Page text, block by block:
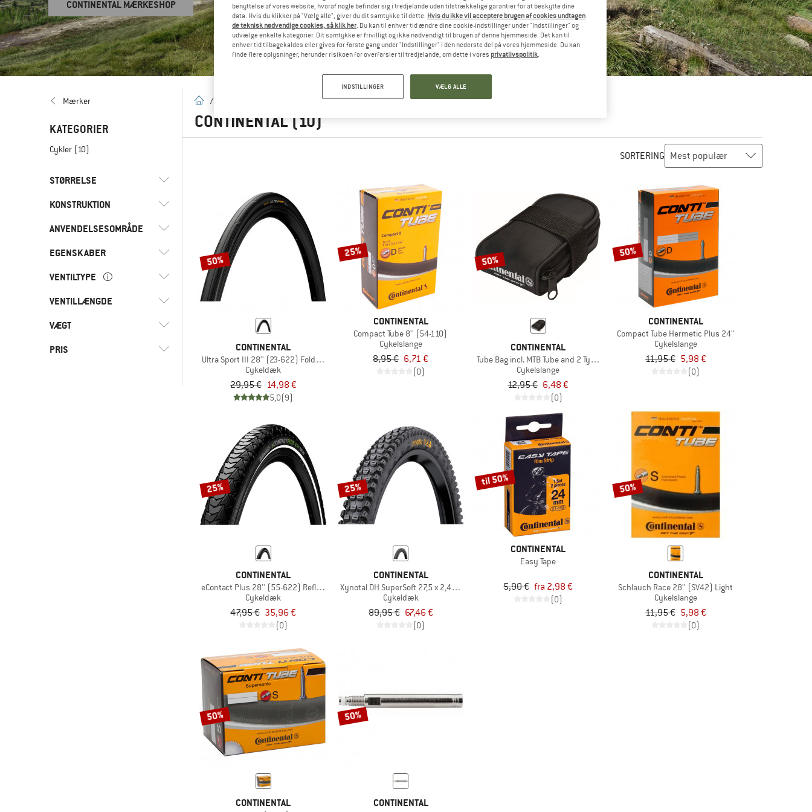
CONTINENTAL MÆRKESHOP
Mærker
KATEGORIER
Cykler (10)
STØRRELSE
24 ZOLL 26 ZOLL
27 ZOLL 28 ZOLL 8 ZOLL
KONSTRUKTION
Foldbare dæk(2)
ANVENDELSESOMRÅDE
Cykler (8)
Mountainbike
EGENSKABER
E-Bike-Ready
Punkteringsbeskyttelse (2)
VENTILTYPE
Autoventil (AV)
Dunlopventil (DV)
VENTILLÆNGDE
< 40
VÆGT
PRIS
Hjemmeside
/
CONTINENTAL(10)
SORTERING
50%
CONTINENTAL
Ultra Sport III 28'' (23-622) Foldable
Cykeldæk
29,95 € 14,98 €
5,0(9)
25%
CONTINENTAL
Compact Tube 8'' (54-110)
Cykelslange
8,95 € 6,71 €
(0)
50%
CONTINENTAL
Tube Bag incl. MTB Tube and 2 Tyre Levers MTB
Cykelslange
12,95 € 6,48 €
(0)
50%
CONTINENTAL
Compact Tube Hermetic Plus 24''
Cykelslange
11,95 € 5,98 €
(0)
25%
CONTINENTAL
eContact Plus 28'' (55-622) Reflex Wire
Cykeldæk
47,95 € 35,96 €
(0)
25%
CONTINENTAL
Xynotal DH SuperSoft 27,5 x 2,40'' (60-584) FB
Cykeldæk
89,95 € 67,46 €
(0)
til 50%
CONTINENTAL
Easy Tape
5,90 € fra 2,98 €
(0)
50%
CONTINENTAL
Schlauch Race 28'' (SV42) Light
Cykelslange
11,95 € 5,98 €
(0)
50%
CONTINENTAL
50%
CONTINENTAL
benyttelse af vores website, hvoraf nogle befinder sig i tredjelande uden tilstrækkelige garantier for at beskytte dine
data. Hvis du klikker på "Vælg alle", giver du dit samtykke til dette. Hvis du ikke vil acceptere brugen af cookies undtagen
de teknisk nødvendige cookies, så klik her . Du kan til enhver tid ændre dine cookie-indstillinger under "Indstillinger" og
udvælge enkelte kategorier. Dit samtykke er frivilligt og ikke nødvendigt til brugen af denne hjemmeside. Det kan til
enhver tid tilbagekaldes eller gives for første gang under "Indstillinger" i den nederste del på vores hjemmeside. Du kan
finde flere oplysninger, herunder risikoen for overførsler til tredjelande, om dette i vores privatlivspolitik
INDSTILLINGER VÆLG ALLE